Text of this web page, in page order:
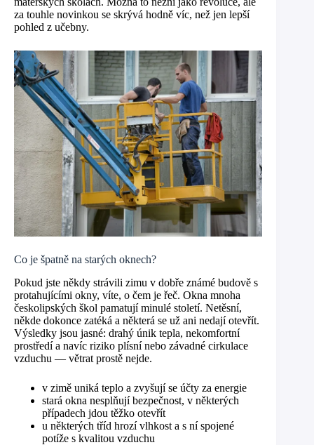
za touhle novinkou se skrývá hodně víc, než jen lepší
pohled z učebny.
Co je špatně na starých oknech?
Pokud jste někdy strávili zimu v dobře známé budově s
protahujícími okny, víte, o čem je řeč. Okna mnoha
českolipských škol pamatují minulé století. Netěsní,
někde dokonce zatéká a některá se už ani nedají otevřít.
Výsledky jsou jasné: drahý únik tepla, nekomfortní
prostředí a navíc riziko plísní nebo závadné cirkulace
vzduchu — větrat prostě nejde.
v zimě uniká teplo a zvyšují se účty za energie
stará okna nesplňují bezpečnost, v některých
případech jdou těžko otevřít
u některých tříd hrozí vlhkost a s ní spojené
potíže s kvalitou vzduchu